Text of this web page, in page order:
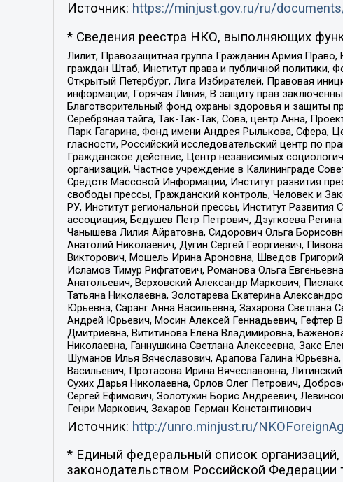
Источник: https://minjust.gov.ru/ru/
* Сведения реестра НКО, выполняющих
Лилит, Правозащитная группа
граждан Штаб, Институт права и публичной
Открытый Петербург, Лига Избирателей, Правовая
информации, Горячая Линия, В защиту прав
Благотворительный фонд охраны здоровья и защиты
Серебряная тайга, Так-Так-Так, Сова, центр Анна,
Парк Гагарина, Фонд имени Андрея Рылькова, Сфера,
гласности, Российский исследовательский центр по
Гражданское действие, Центр независимых
организаций, Частное учреждение в Калининграде
Средств Массовой Информации, Институт развития
свободы прессы, Гражданский контроль, Человек и
РУ, Институт региональной прессы, Институт
ассоциация, Бедушев Петр Петрович, Дзугкоева
Чанышева Лилия Айратовна, Сидорович Ольга
Анатолий Николаевич, Дугин Сергей Георгиевич,
Викторович, Мошель Ирина Ароновна, Шведов
Исламов Тимур Рифгатович, Романова Ольга
Анатольевич, Верховский Александр Маркович,
Татьяна Николаевна, Золотарева Екатерина
Юрьевна, Саранг Анна Васильевна, Захарова
Андрей Юрьевич, Мосин Алексей Геннадьевич, Гефтер
Дмитриевна, Вититинова Елена Владимировна,
Николаевна, Ганнушкина Светлана Алексеевна, Закс
Шуманов Илья Вячеславович, Арапова Галина
Васильевич, Протасова Ирина Вячеславовна,
Сухих Дарья Николаевна, Орлов Олег Петрович,
Сергей Ефимович, Золотухин Борис Андреевич,
Генри Маркович, Захаров Герман Константинович
Источник: http://unro.minjust.ru/
* Единый федеральный список
законодательством Российской Федерации